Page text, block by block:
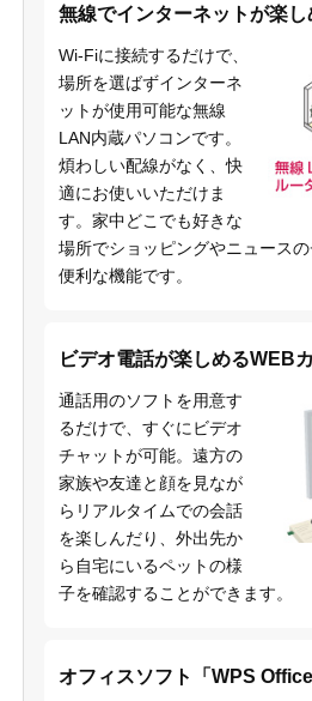
無線でインターネットが楽し
Wi-Fiに接続するだけで、
場所を選ばずインターネ
ットが使用可能な無線
LAN内蔵パソコンです。
煩わしい配線がなく、快
適にお使いいただけま
す。家中どこでも好きな
場所でショッピングやニュースの
便利な機能です。
ビデオ電話が楽しめるWEB
通話用のソフトを用意す
るだけで、すぐにビデオ
チャットが可能。遠方の
家族や友達と顔を見なが
らリアルタイムでの会話
を楽しんだり、外出先か
ら自宅にいるペットの様
子を確認することができます。
オフィスソフト「WPS Office